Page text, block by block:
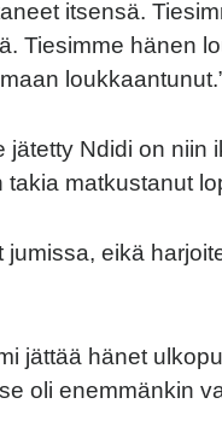
itsensä.
Tiesimme hänen
jätetty Ndidi on niin
matkustanut
jumissa, eikä
jättää hänet
oli enemmänkin